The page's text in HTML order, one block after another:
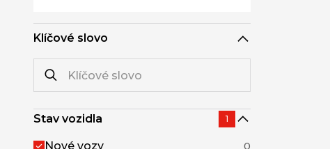
Klíčové slovo
Stav vozidla 1
Nové vozy 0